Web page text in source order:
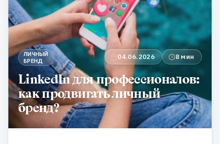
ЛИЧНЫЙ
БРЕНД
04.06.2026 8 мин
LinkedIn для профессионалов:
как продвигать личный
бренд?